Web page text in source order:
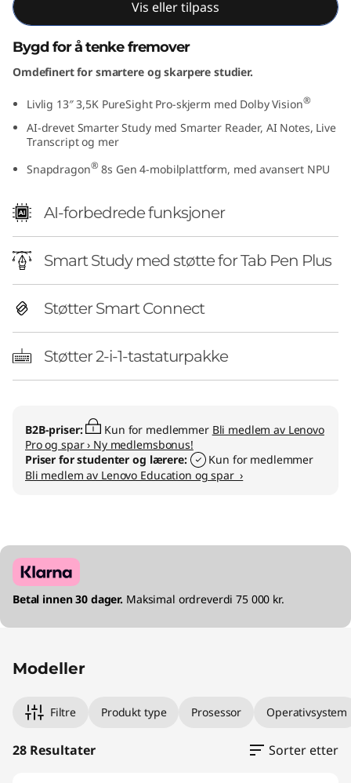
Vis eller tilpass
Bygd for å tenke fremover
Omdefinert for smartere og skarpere studier.
Livlig 13″ 3,5K PureSight Pro-skjerm med Dolby Vision®
AI-drevet Smarter Study med Smarter Reader, AI Notes, Live
Transcript og mer
Snapdragon® 8s Gen 4-mobilplattform, med avansert NPU
AI-forbedrede funksjoner
Smart Study med støtte for Tab Pen Plus
Støtter Smart Connect
Støtter 2-i-1-tastaturpakke
B2B-priser: Kun for medlemmer Bli medlem av Lenovo
Pro og spar › Ny medlemsbonus!
Priser for studenter og lærere:
Kun for medlemmer
Bli medlem av Lenovo Education og spar ›
Betal innen 30 dager. Maksimal ordreverdi 75 000 kr.
Modeller
Filtre Produkt type Prosessor Operativsystem
28 Resultater Sorter etter